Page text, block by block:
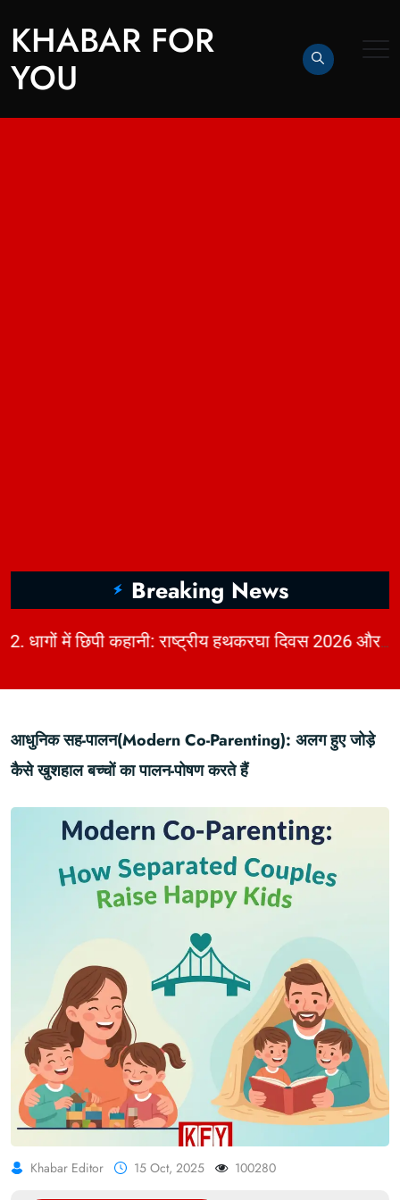
KHABAR FOR
YOU
Breaking News
| 2. धागों में छिपी कहानी: राष्ट्रीय हथकरघा दिवस 2026 और भारत की बुनाई विरासत | KhabarForYou
आधुनिक सह-पालन(Modern Co-Parenting): अलग हुए जोड़े
कैसे खुशहाल बच्चों का पालन-पोषण करते हैं
Khabar Editor 15 Oct, 2025 100280